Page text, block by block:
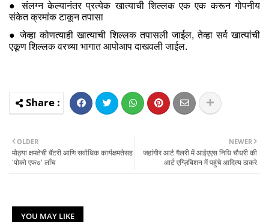
● संलग्न केल्यानंतर प्रत्येक खात्याची शिल्लक एक एक करून गोपनीय
संकेत क्रमांक टाकून तपासा
● जेव्हा कोणत्याही खात्याची शिल्लक तपासली जाईल, तेव्हा सर्व खात्यांची
एकूण शिल्लक वरच्या भागात आपोआप दाखवली जाईल.
NEWER
जहांगीर आर्ट गैलरी में आईएएस निधि चौधरी की
आर्ट एग्ज़िबिशन में पहुंचे आदित्य ठाकरे
OLDER
मोठ्या क्षमतेची बॅटरी आणि सर्वाधिक कार्यक्षमतेसह
'पोको एफ७' लाँच
YOU MAY LIKE